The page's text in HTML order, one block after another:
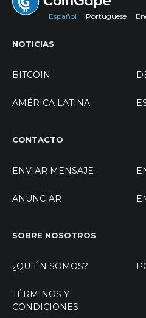
Español Portuguese
NOTICIAS
BITCOIN
AMÉRICA LATINA
CONTACTO
ENVIAR MENSAJE
ANUNCIAR
SOBRE NOSOTROS
¿QUIÉN SOMOS?
TÉRMINOS Y
CONDICIONES